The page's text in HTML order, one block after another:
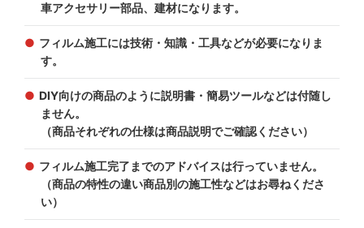
車アクセサリー部品、建材になります。
フィルム施工には技術・知識・工具などが必要になりま
す。
DIY向けの商品のように説明書・簡易ツールなどは付随し
ません。
（商品それぞれの仕様は商品説明でご確認ください）
フィルム施工完了までのアドバイスは行っていません。
（商品の特性の違い商品別の施工性などはお尋ねくださ
い）